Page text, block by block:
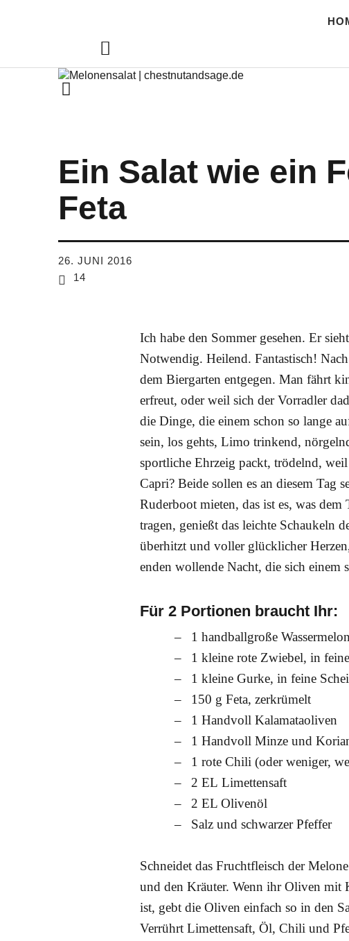
Chestnut &
FOODBLOG | ESSEN. TRINKEN. GENIESSEN.
Ein Salat wie ein
Feta
26. JUNI 2016
14
Ich habe den Sommer gesehen. Er
Notwendig. Heilend. Fantastisch!
dem Biergarten entgegen. Man fährt
erfreut, oder weil sich der Vorradler
die Dinge, die einem schon so lange
sein, los gehts, Limo trinkend,
sportliche Ehrzeig packt, trödelnd,
Capri? Beide sollen es an diesem Tag
Ruderboot mieten, das ist es, was
tragen, genießt das leichte Schaukeln
überhitzt und voller glücklicher
enden wollende Nacht, die sich einem
Für 2 Portionen braucht Ihr:
1 handballgroße
1 kleine rote Zwiebel, in
1 kleine Gurke, in feine
150 g Feta, zerkrümelt
1 Handvoll Kalamataoliven
1 Handvoll Minze und
1 rote Chili (oder weniger,
2 EL Limettensaft
2 EL Olivenöl
Salz und schwarzer Pfeffer
Schneidet das Fruchtfleisch der
und den Kräuter. Wenn ihr Oliven mit
ist, gebt die Oliven einfach so in den
Verrührt Limettensaft, Öl, Chili und